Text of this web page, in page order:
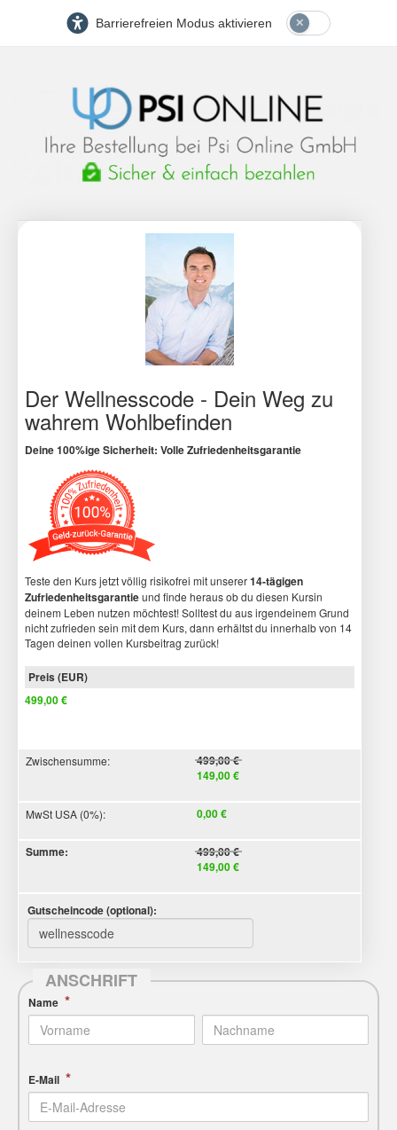
Barrierefreien Modus aktivieren
Der Wellnesscode - Dein Weg zu
wahrem Wohlbefinden
Deine 100%ige Sicherheit: Volle Zufriedenheitsgarantie
Teste den Kurs jetzt völlig risikofrei mit unserer14-tägigen
Zufriedenheitsgarantieund finde heraus ob du diesen Kursin
deinem Leben nutzen möchtest! Solltest du aus irgendeinem Grund
nicht zufrieden sein mit dem Kurs, dann erhältst du innerhalb von 14
Tagen deinen vollen Kursbeitrag zurück!
499,00 €
Zwischensumme:
499,00 €
149,00 €
MwSt USA (0%): 0,00 €
Summe:
499,00 €
149,00 €
Gutscheincode (optional):
ANSCHRIFT
Name *
E-Mail *